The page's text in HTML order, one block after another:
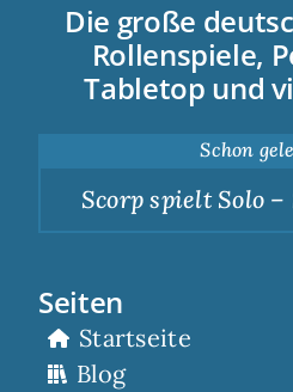
Die große
Rollenspiele,
Tabletop und
Schon
Scorp spielt Solo –
Seiten
Startseite
Blog